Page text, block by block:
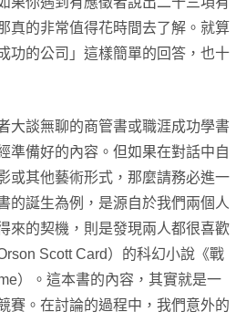
真的非常值得花時間去了解。就算
功的公司」這樣簡單的回答，也十
大談無聊的商管書或職涯成功學書
準備好的內容。但如果在對話中自
或其他藝術形式，那麼請務必進一
的誕生為例，是源自於我們兩個人
來的契機，則是發現兩人都很喜歡
Scott Card）的科幻小說《戰
）。這本書的內容，其實就是一
賽。在討論的過程中，我們意外的